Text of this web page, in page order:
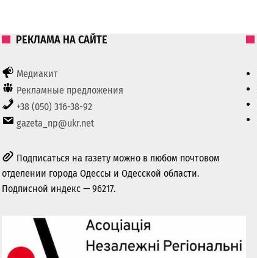
РЕКЛАМА НА САЙТЕ
Медиакит
Рекламные предложения
+38 (050) 316-38-92
gazeta_np@ukr.net
Подписаться на газету можно в любом почтовом
отделении города Одессы и Одесской области.
Подписной индекс — 96217.